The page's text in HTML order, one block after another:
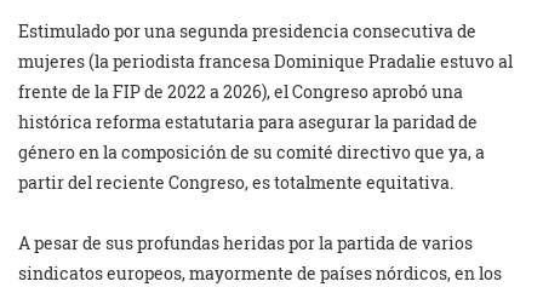
Estimulado por una segunda presidencia consecutiva de
mujeres (la periodista francesa Dominique Pradalie estuvo al
frente de la FIP de 2022 a 2026), el Congreso aprobó una
histórica reforma estatutaria para asegurar la paridad de
género en la composición de su comité directivo que ya, a
partir del reciente Congreso, es totalmente equitativa.
A pesar de sus profundas heridas por la partida de varios
sindicatos europeos, mayormente de países nórdicos, en los